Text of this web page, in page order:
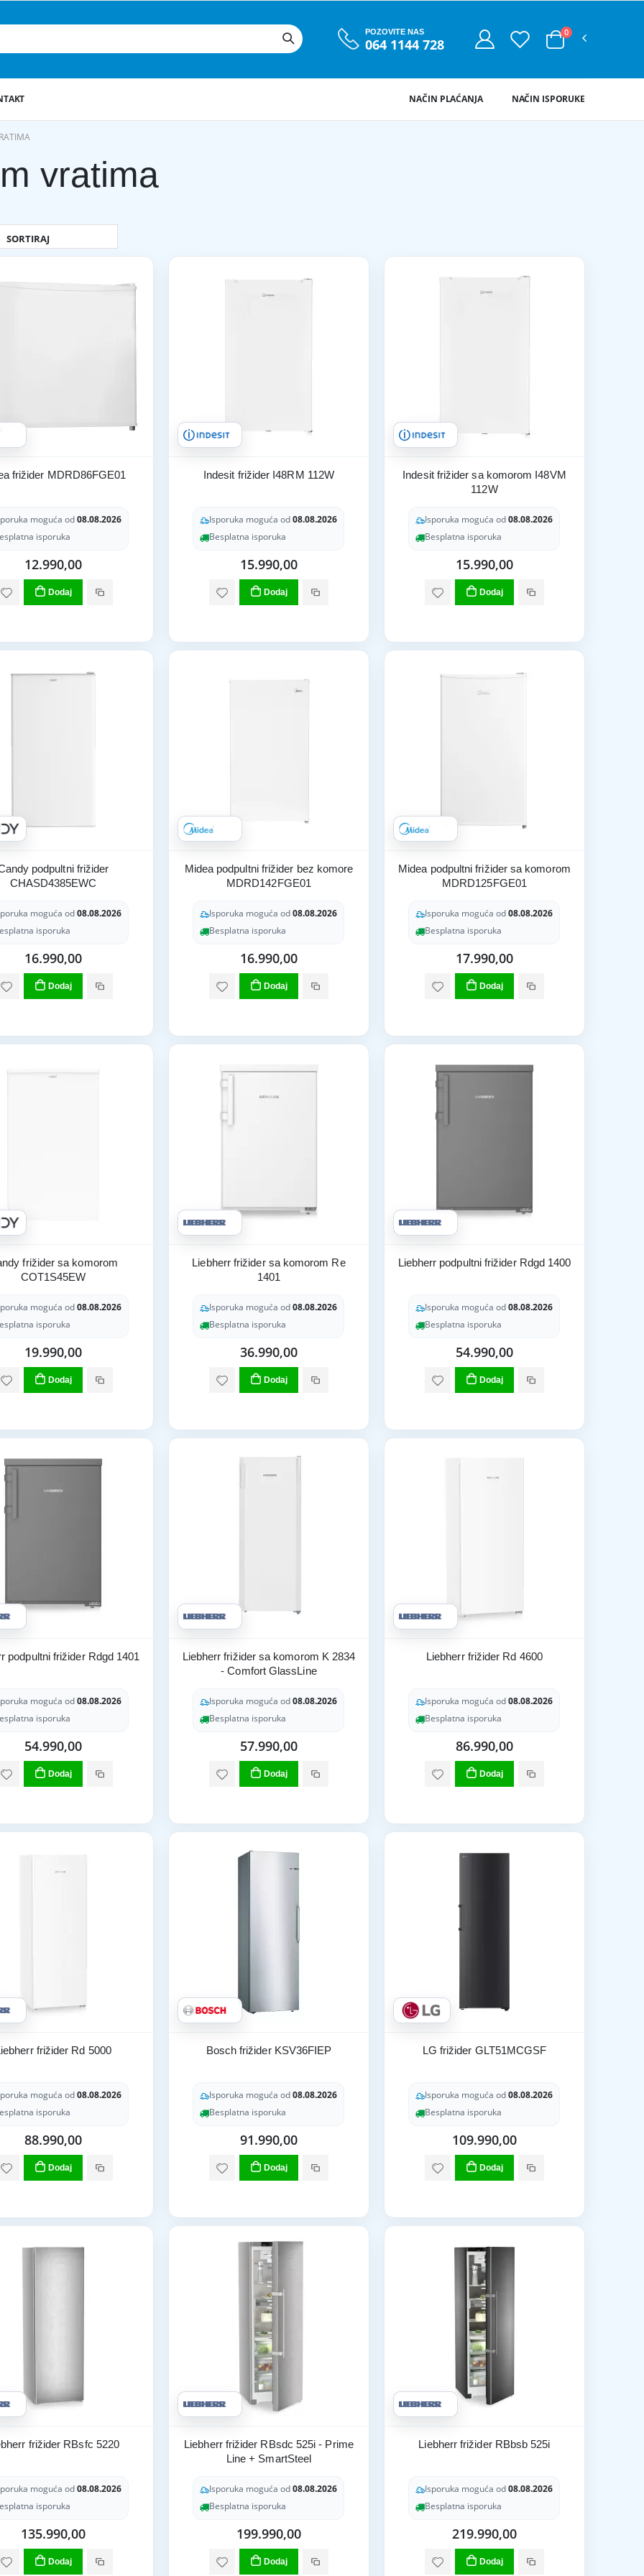
POZOVITE NAS
064 1144 728
0
NAČIN ISPORUKE
NAČIN PLAĆANJA
vratima
frižider MDRD86FGE01
moguća od08.08.2026
isporuka
12.990,00
Dodaj
Indesit frižider I48RM 112W
Isporuka moguća od08.08.2026
Besplatna isporuka
15.990,00
Dodaj
Indesit frižider sa komorom I48VM
112W
Isporuka moguća od08.08.2026
Besplatna isporuka
15.990,00
Dodaj
podpultni frižider
CHASD4385EWC
moguća od08.08.2026
isporuka
16.990,00
Dodaj
Midea podpultni frižider bez komore
MDRD142FGE01
Isporuka moguća od08.08.2026
Besplatna isporuka
16.990,00
Dodaj
Midea podpultni frižider sa komorom
MDRD125FGE01
Isporuka moguća od08.08.2026
Besplatna isporuka
17.990,00
Dodaj
frižider sa komorom
COT1S45EW
moguća od08.08.2026
isporuka
19.990,00
Dodaj
Liebherr frižider sa komorom Re
1401
Isporuka moguća od08.08.2026
Besplatna isporuka
36.990,00
Dodaj
Liebherr podpultni frižider Rdgd 1400
Isporuka moguća od08.08.2026
Besplatna isporuka
54.990,00
Dodaj
podpultni frižider Rdgd 1401
moguća od08.08.2026
isporuka
54.990,00
Dodaj
Liebherr frižider sa komorom K 2834
- Comfort GlassLine
Isporuka moguća od08.08.2026
Besplatna isporuka
57.990,00
Dodaj
Liebherr frižider Rd 4600
Isporuka moguća od08.08.2026
Besplatna isporuka
86.990,00
Dodaj
frižider Rd 5000
moguća od08.08.2026
isporuka
88.990,00
Dodaj
Bosch frižider KSV36FIEP
Isporuka moguća od08.08.2026
Besplatna isporuka
91.990,00
Dodaj
LG frižider GLT51MCGSF
Isporuka moguća od08.08.2026
Besplatna isporuka
109.990,00
Dodaj
frižider RBsfc 5220
moguća od08.08.2026
isporuka
135.990,00
Dodaj
Liebherr frižider RBsdc 525i - Prime
Line + SmartSteel
Isporuka moguća od08.08.2026
Besplatna isporuka
199.990,00
Dodaj
Liebherr frižider RBbsb 525i
Isporuka moguća od08.08.2026
Besplatna isporuka
219.990,00
Dodaj